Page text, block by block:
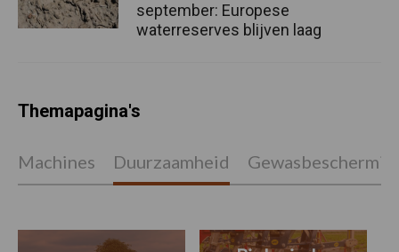
september: Europese
waterreserves blijven laag
Themapagina's
Machines Duurzaamheid